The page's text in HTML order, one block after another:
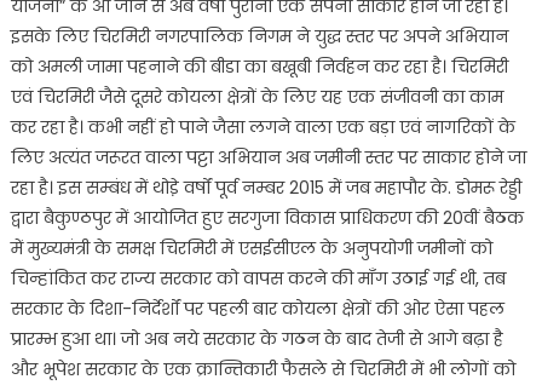
महापौर
योजना” के आ जाने से अब वर्षों पुराना एक सपना साकार होने जा रहा है।
इसके लिए चिरमिरी नगरपालिक निगम ने युद्ध स्तर पर अपने अभियान
को अमली जामा पहनाने की बीडा का बखूबी निर्वहन कर रहा है। चिरमिरी
एवं चिरमिरी जैसे दूसरे कोयला क्षेत्रों के लिए यह एक संजीवनी का काम
कर रहा है। कभी नहीं हो पाने जैसा लगने वाला एक बड़ा एवं नागरिकों के
लिए अत्यंत जरूरत वाला पट्टा अभियान अब जमीनी स्तर पर साकार होने जा
रहा है। इस सम्बंध में थोडे़ वर्षों पूर्व नम्बर 2015 में जब महापौर के. डोमरू रेड्डी
द्वारा बैकुण्ठपुर में आयोजित हुए सरगुजा विकास प्राधिकरण की 20वीं बैठक
में मुख्यमंत्री के समक्ष चिरमिरी में एसईसीएल के अनुपयोगी जमीनों को
चिन्हांकित कर राज्य सरकार को वापस करने की मॉंग उठाई गई थी, तब
सरकार के दिशा-निर्देर्शों पर पहली बार कोयला क्षेत्रों की ओर ऐसा पहल
प्रारम्भ हुआ था। जो अब नये सरकार के गठन के बाद तेजी से आगे बढ़ा है
और भूपेश सरकार के एक क्रान्तिकारी फैसले से चिरमिरी में भी लोगों को